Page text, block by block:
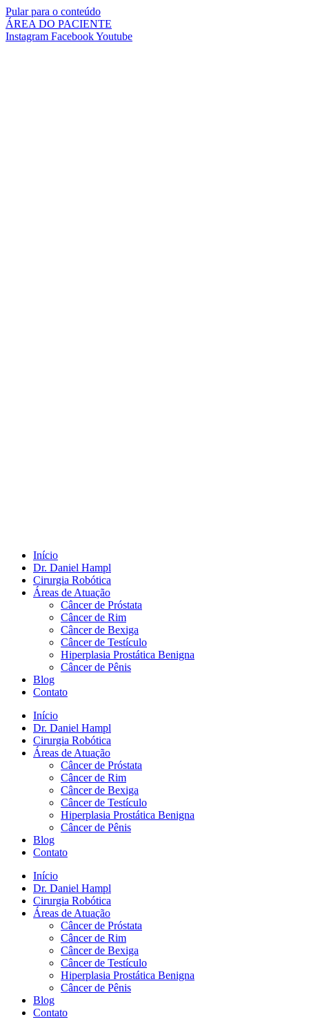
Pular para o conteúdo
ÁREA DO PACIENTE
Instagram FacebookYoutube
Início
Dr. Daniel Hampl
Cirurgia Robótica
Áreas de Atuação
Câncer de Próstata
Câncer de Rim
Câncer de Bexiga
Câncer de Testículo
Hiperplasia Prostática Benigna
Câncer de Pênis
Blog
Contato
Início
Dr. Daniel Hampl
Cirurgia Robótica
Áreas de Atuação
Câncer de Próstata
Câncer de Rim
Câncer de Bexiga
Câncer de Testículo
Hiperplasia Prostática Benigna
Câncer de Pênis
Blog
Contato
Início
Dr. Daniel Hampl
Cirurgia Robótica
Áreas de Atuação
Câncer de Próstata
Câncer de Rim
Câncer de Bexiga
Câncer de Testículo
Hiperplasia Prostática Benigna
Câncer de Pênis
Blog
Contato